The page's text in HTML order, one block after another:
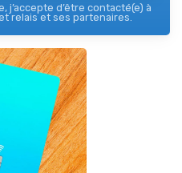
j’accepte d’être contacté(e) à
relais et ses partenaires.